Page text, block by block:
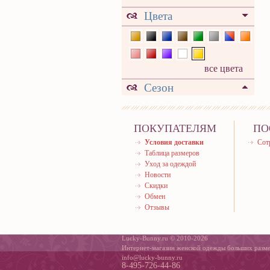
Цвета
все цвета
Сезон
ПОКУПАТЕЛЯМ
Условия доставки
Таблица размеров
Уход за одеждой
Новости
Скидки
Обмен
Отзывы
Lucky-Bunny.ru © 2010-2026
Интернет-магазин женской одежды больших
info@lucky-bunny.ru
8-495-726-44-86